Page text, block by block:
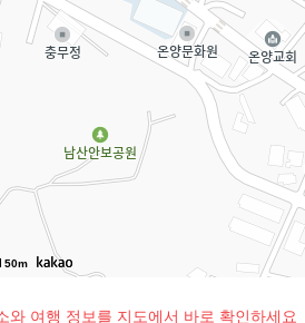
50m
와 여행 정보를 지도에서 바로 확인하세요